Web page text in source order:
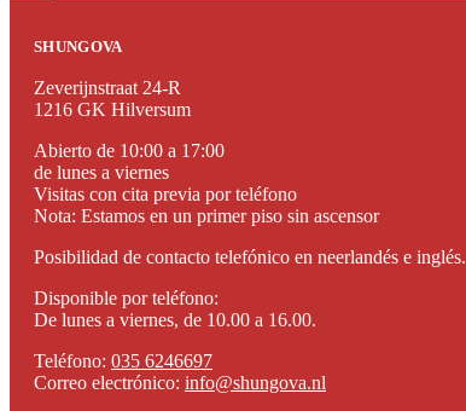
SHUNGOVA
Zeverijnstraat 24-R
1216 GK Hilversum
Abierto de 10:00 a 17:00
de lunes a viernes
Visitas con cita previa por teléfono
Nota: Estamos en un primer piso sin ascensor
Posibilidad de contacto telefónico en neerlandés e inglés.
Disponible por teléfono:
De lunes a viernes, de 10.00 a 16.00.
Teléfono: 035 6246697
Correo electrónico: info@shungova.nl